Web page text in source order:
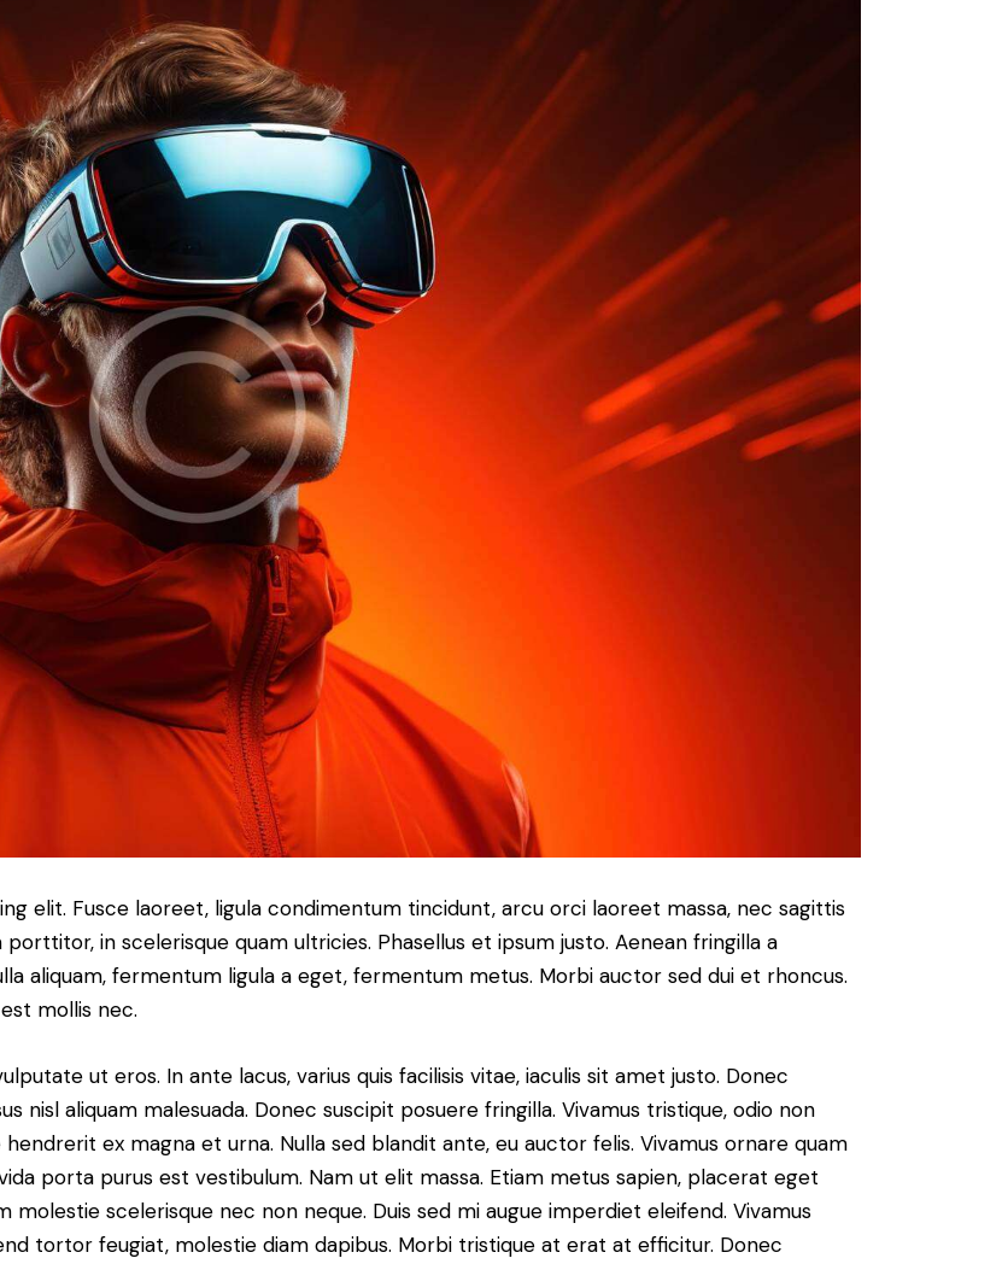
elit. Fusce laoreet, ligula condimentum tincidunt, arcu orci laoreet massa, nec sagittis
in scelerisque quam ultricies. Phasellus et ipsum justo. Aenean fringilla a
aliquam, fermentum ligula a eget, fermentum metus. Morbi auctor sed dui et rhoncus.
mollis nec.
ut eros. In ante lacus, varius quis facilisis vitae, iaculis sit amet justo. Donec
nisl aliquam malesuada. Donec suscipit posuere fringilla. Vivamus tristique, odio non
ex magna et urna. Nulla sed blandit ante, eu auctor felis. Vivamus ornare quam
porta purus est vestibulum. Nam ut elit massa. Etiam metus sapien, placerat eget
scelerisque nec non neque. Duis sed mi augue imperdiet eleifend. Vivamus
tortor feugiat, molestie diam dapibus. Morbi tristique at erat at efficitur. Donec